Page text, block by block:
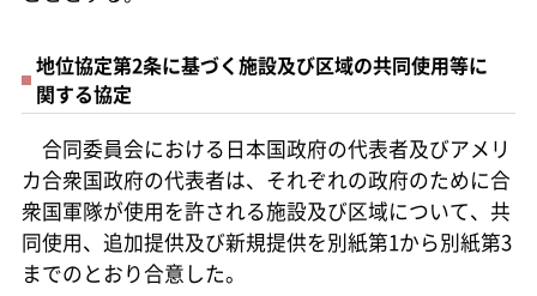
地位協定第2条に基づく施設及び区域の共同使用等に
関する協定
合同委員会における日本国政府の代表者及びアメリ
カ合衆国政府の代表者は、それぞれの政府のために合
衆国軍隊が使用を許される施設及び区域について、共
同使用、追加提供及び新規提供を別紙第1から別紙第3
までのとおり合意した。